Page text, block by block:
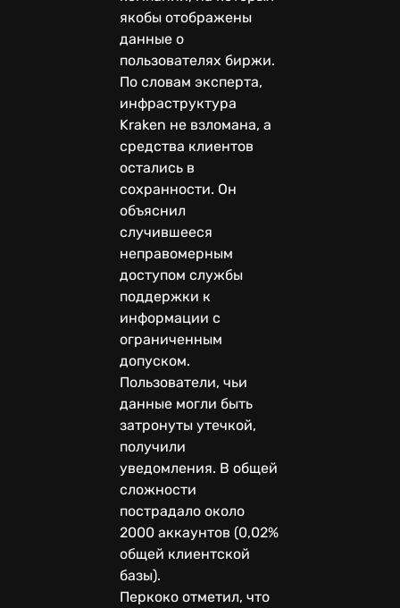
якобы отображены
данные о
пользователях биржи.
По словам эксперта,
инфраструктура
Kraken не взломана, а
средства клиентов
остались в
сохранности. Он
объяснил
случившееся
неправомерным
доступом службы
поддержки к
информации с
ограниченным
допуском.
Пользователи, чьи
данные могли быть
затронуты утечкой,
получили
уведомления. В общей
сложности
пострадало около
2000 аккаунтов (0,02%
общей клиентской
базы).
Перкоко отметил, что